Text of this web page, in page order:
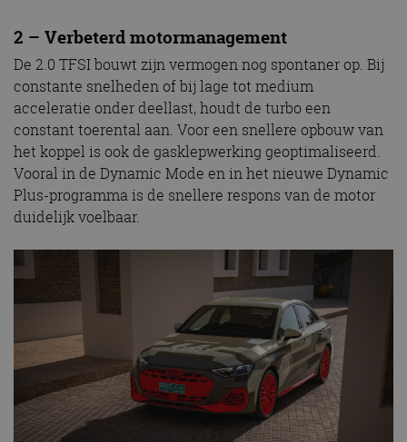
2 – Verbeterd motormanagement
De 2.0 TFSI bouwt zijn vermogen nog spontaner op. Bij
constante snelheden of bij lage tot medium
acceleratie onder deellast, houdt de turbo een
constant toerental aan. Voor een snellere opbouw van
het koppel is ook de gasklepwerking geoptimaliseerd.
Vooral in de Dynamic Mode en in het nieuwe Dynamic
Plus-programma is de snellere respons van de motor
duidelijk voelbaar.